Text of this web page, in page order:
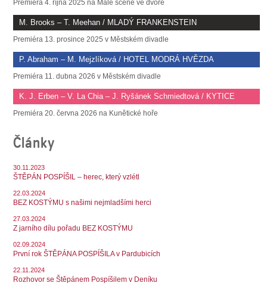
Premiéra 4. října 2025 na Malé scéně ve dvoře
M. Brooks – T. Meehan / MLADÝ FRANKENSTEIN
Premiéra 13. prosince 2025 v Městském divadle
P. Abraham – M. Mejzlíková / HOTEL MODRÁ HVĚZDA
Premiéra 11. dubna 2026 v Městském divadle
K. J. Erben – V. La Chia – J. Ryšánek Schmiedtová / KYTICE
Premiéra 20. června 2026 na Kunětické hoře
Články
30.11.2023
ŠTĚPÁN POSPÍŠIL – herec, který vzlétl
22.03.2024
BEZ KOSTÝMU s našimi nejmladšími herci
27.03.2024
Z jarního dílu pořadu BEZ KOSTÝMU
02.09.2024
První rok ŠTĚPÁNA POSPÍŠILA v Pardubicích
22.11.2024
Rozhovor se Štěpánem Pospíšilem v Deníku